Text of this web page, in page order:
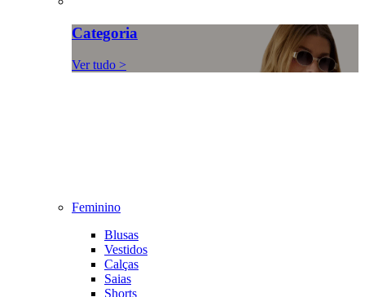
Categoria
Ver tudo >
Feminino
Blusas
Vestidos
Calças
Saias
Shorts